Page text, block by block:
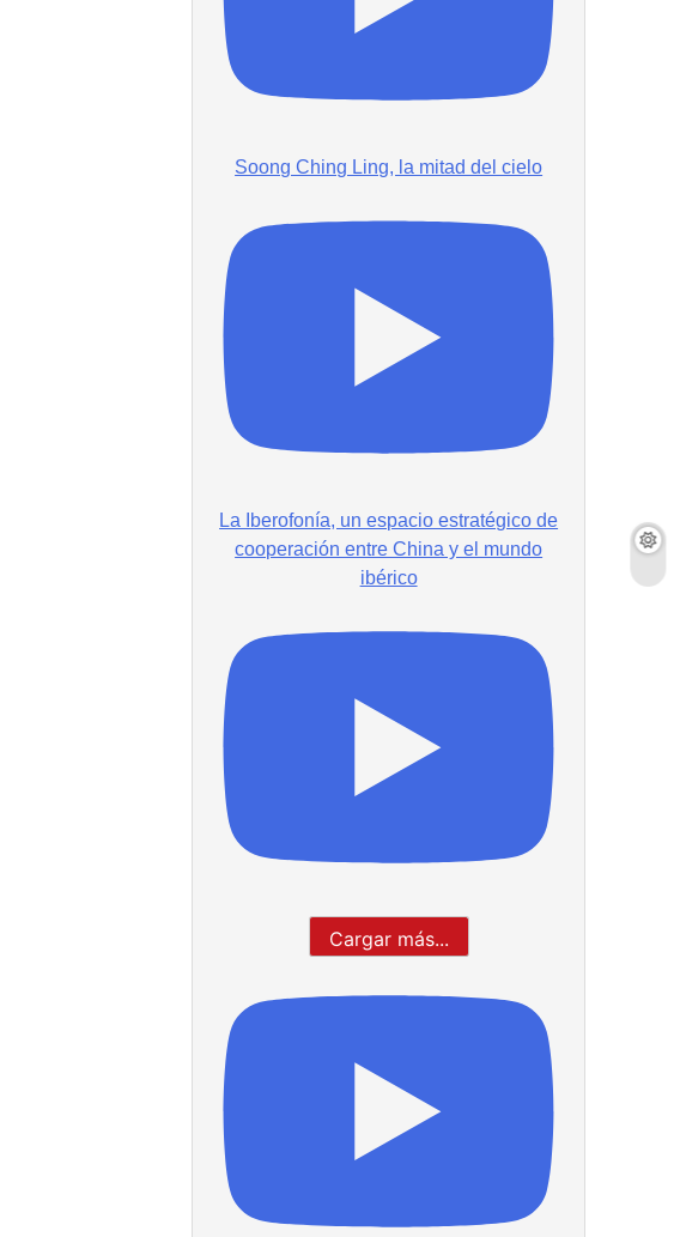
Soong Ching Ling, la mitad del cielo
La Iberofonía, un espacio estratégico de
cooperación entre China y el mundo
ibérico
Cargar más...